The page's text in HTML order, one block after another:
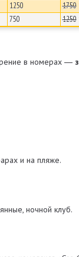
1250 1750
750 1250
в номерах ―
и на пляже.
ночной клуб.